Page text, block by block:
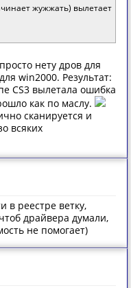
жужжать) вылетает
нету дров для
win2000. Результат:
CS3 вылетала ошибка
как по маслу.
сканируется и
всяких
в реестре ветку,
драйвера думали,
не помогает)